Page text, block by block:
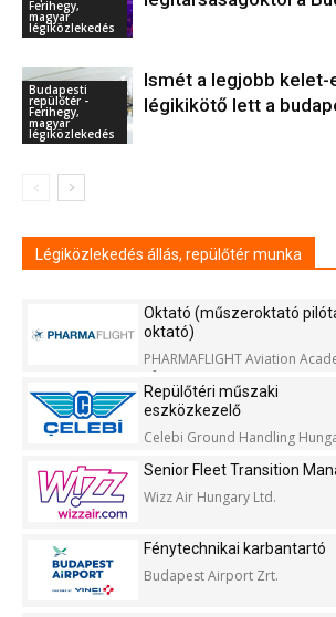
Ferihegy,
magyar
légiközlekedés
Budapesti
repülőtér -
Ferihegy,
magyar
légiközlekedés
Ismét a legjobb kelet-
légikikötő lett a
Légiközlekedés állás, repülőtér munka
Oktató (műszeroktató
oktató)
PHARMAFLIGHT Aviation
Kft.
Repülőtéri műszaki
eszközkezelő
Celebi Ground Handling
Senior Fleet Transition
Wizz Air Hungary Ltd.
Fénytechnikai karbantartó
Budapest Airport Zrt.